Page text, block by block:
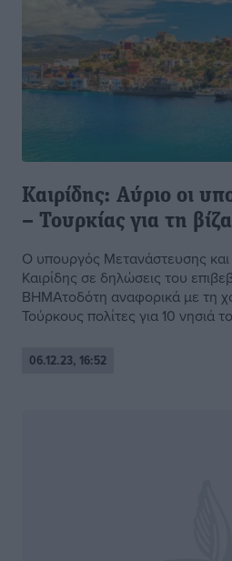
Καιρίδης: Αύριο οι
– Τουρκίας για τη
Ο υπουργός Μετανάστευσης
Καιρίδης σε δηλώσεις του
ΒΗΜΑτοδότη αναφορικά με τη
Τούρκους πολίτες για 10 νησιά
06.12.23, 16:52